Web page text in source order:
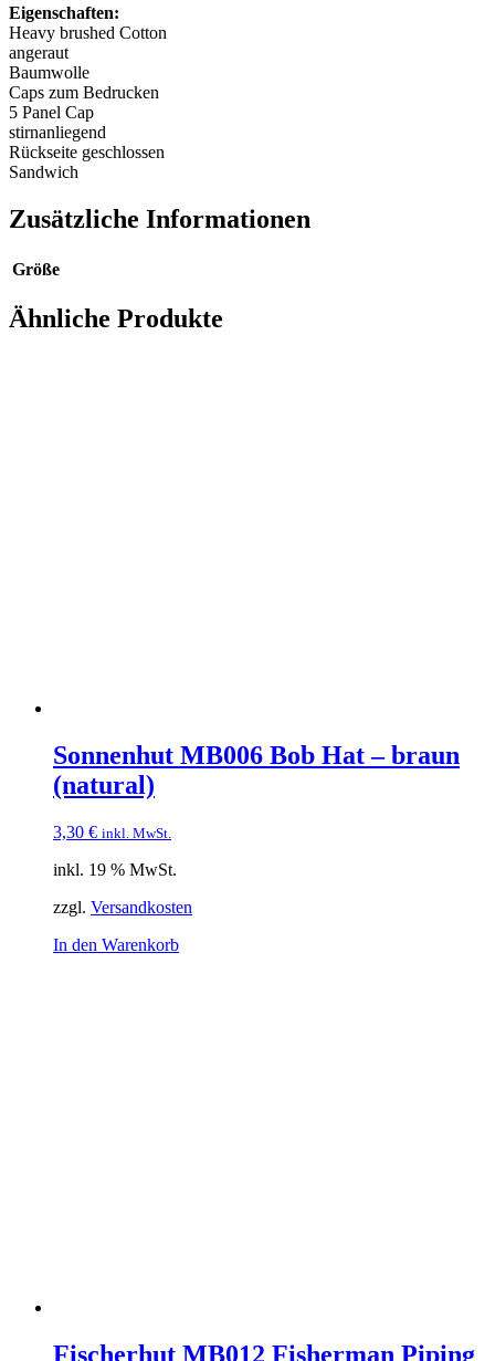
Eigenschaften:
Heavy brushed Cotton
angeraut
Baumwolle
Caps zum Bedrucken
5 Panel Cap
stirnanliegend
Rückseite geschlossen
Sandwich
Zusätzliche Informationen
Größe
Ähnliche Produkte
Sonnenhut MB006 Bob Hat – braun
(natural)
3,30 € inkl. MwSt.
inkl. 19 % MwSt.
zzgl. Versandkosten
In den Warenkorb
Fischerhut MB012 Fisherman Piping